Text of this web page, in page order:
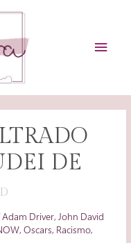
DE
Adam Driver,John David
,Oscars, Racismo,